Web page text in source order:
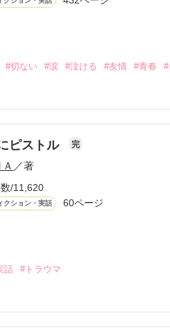
#切ない #涙 #泣ける #友情 #青春
――……
ピストル 完
／著
/11,620
クション・実話 60ページ
話 #トラウマ